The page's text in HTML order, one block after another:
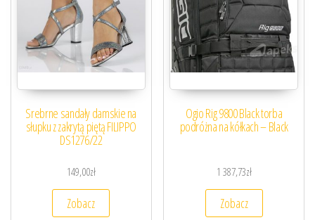
Srebrne sandały damskie na
słupku z zakrytą piętą FILIPPO
DS1276/22
149,00zł
Zobacz
Ogio Rig 9800 Black torba
podróżna na kółkach – Black
1 387,73zł
Zobacz